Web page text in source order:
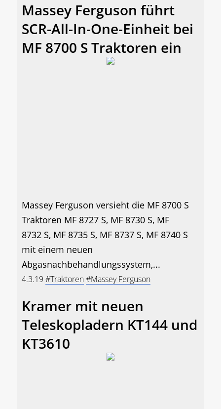
Massey Ferguson führt
SCR-All-In-One-Einheit bei
MF 8700 S Traktoren ein
Massey Ferguson versieht die MF 8700 S
Traktoren MF 8727 S, MF 8730 S, MF
8732 S, MF 8735 S, MF 8737 S, MF 8740 S
mit einem neuen
Abgasnachbehandlungssystem,...
4.3.19 #Traktoren#Massey Ferguson
Kramer mit neuen
Teleskopladern KT144 und
KT3610